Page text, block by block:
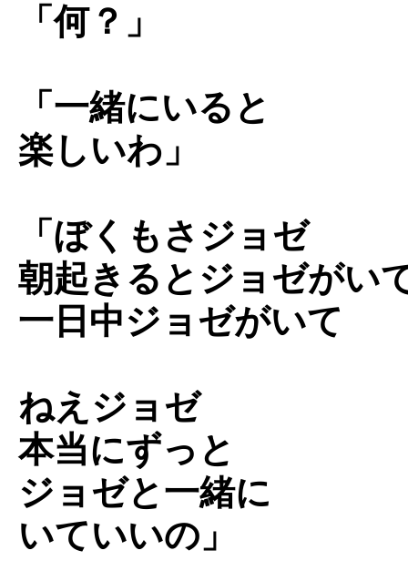
「何？」
「一緒にいると
楽しいわ」
「ぼくもさジョゼ
朝起きるとジョゼがい
一日中ジョゼがいて
ねえジョゼ
本当にずっと
ジョゼと一緒に
いていいの」